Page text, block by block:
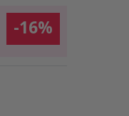
-16%